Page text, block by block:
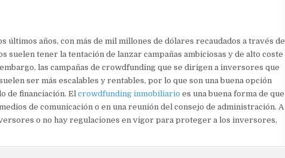
años, con más de mil millones de dólares recaudados a través de
suelen tener la tentación de lanzar campañas ambiciosas y de alto coste
las campañas de crowdfunding que se dirigen a inversores que
ser más escalables y rentables, por lo que son una buena opción
de financiación. Elcrowdfunding inmobiliario es una buena forma de que
de comunicación o en una reunión del consejo de administración. A
o no hay regulaciones en vigor para proteger a los inversores,